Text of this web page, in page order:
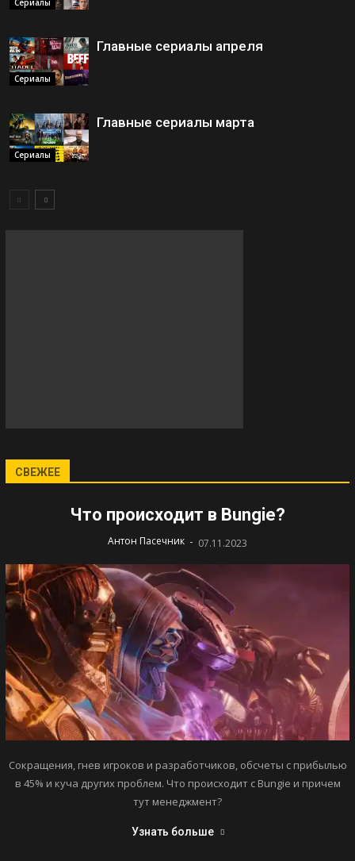
Сериалы
Сериалы
Главные сериалы апреля
Сериалы
Главные сериалы марта
СВЕЖЕЕ
Что происходит в Bungie?
Антон Пасечник - 07.11.2023
Сокращения, гнев игроков и разработчиков, обсчеты с прибылью
в 45% и куча других проблем. Что происходит с Bungie и причем
тут менеджмент?
Узнать больше